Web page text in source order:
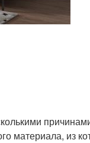
материала, из